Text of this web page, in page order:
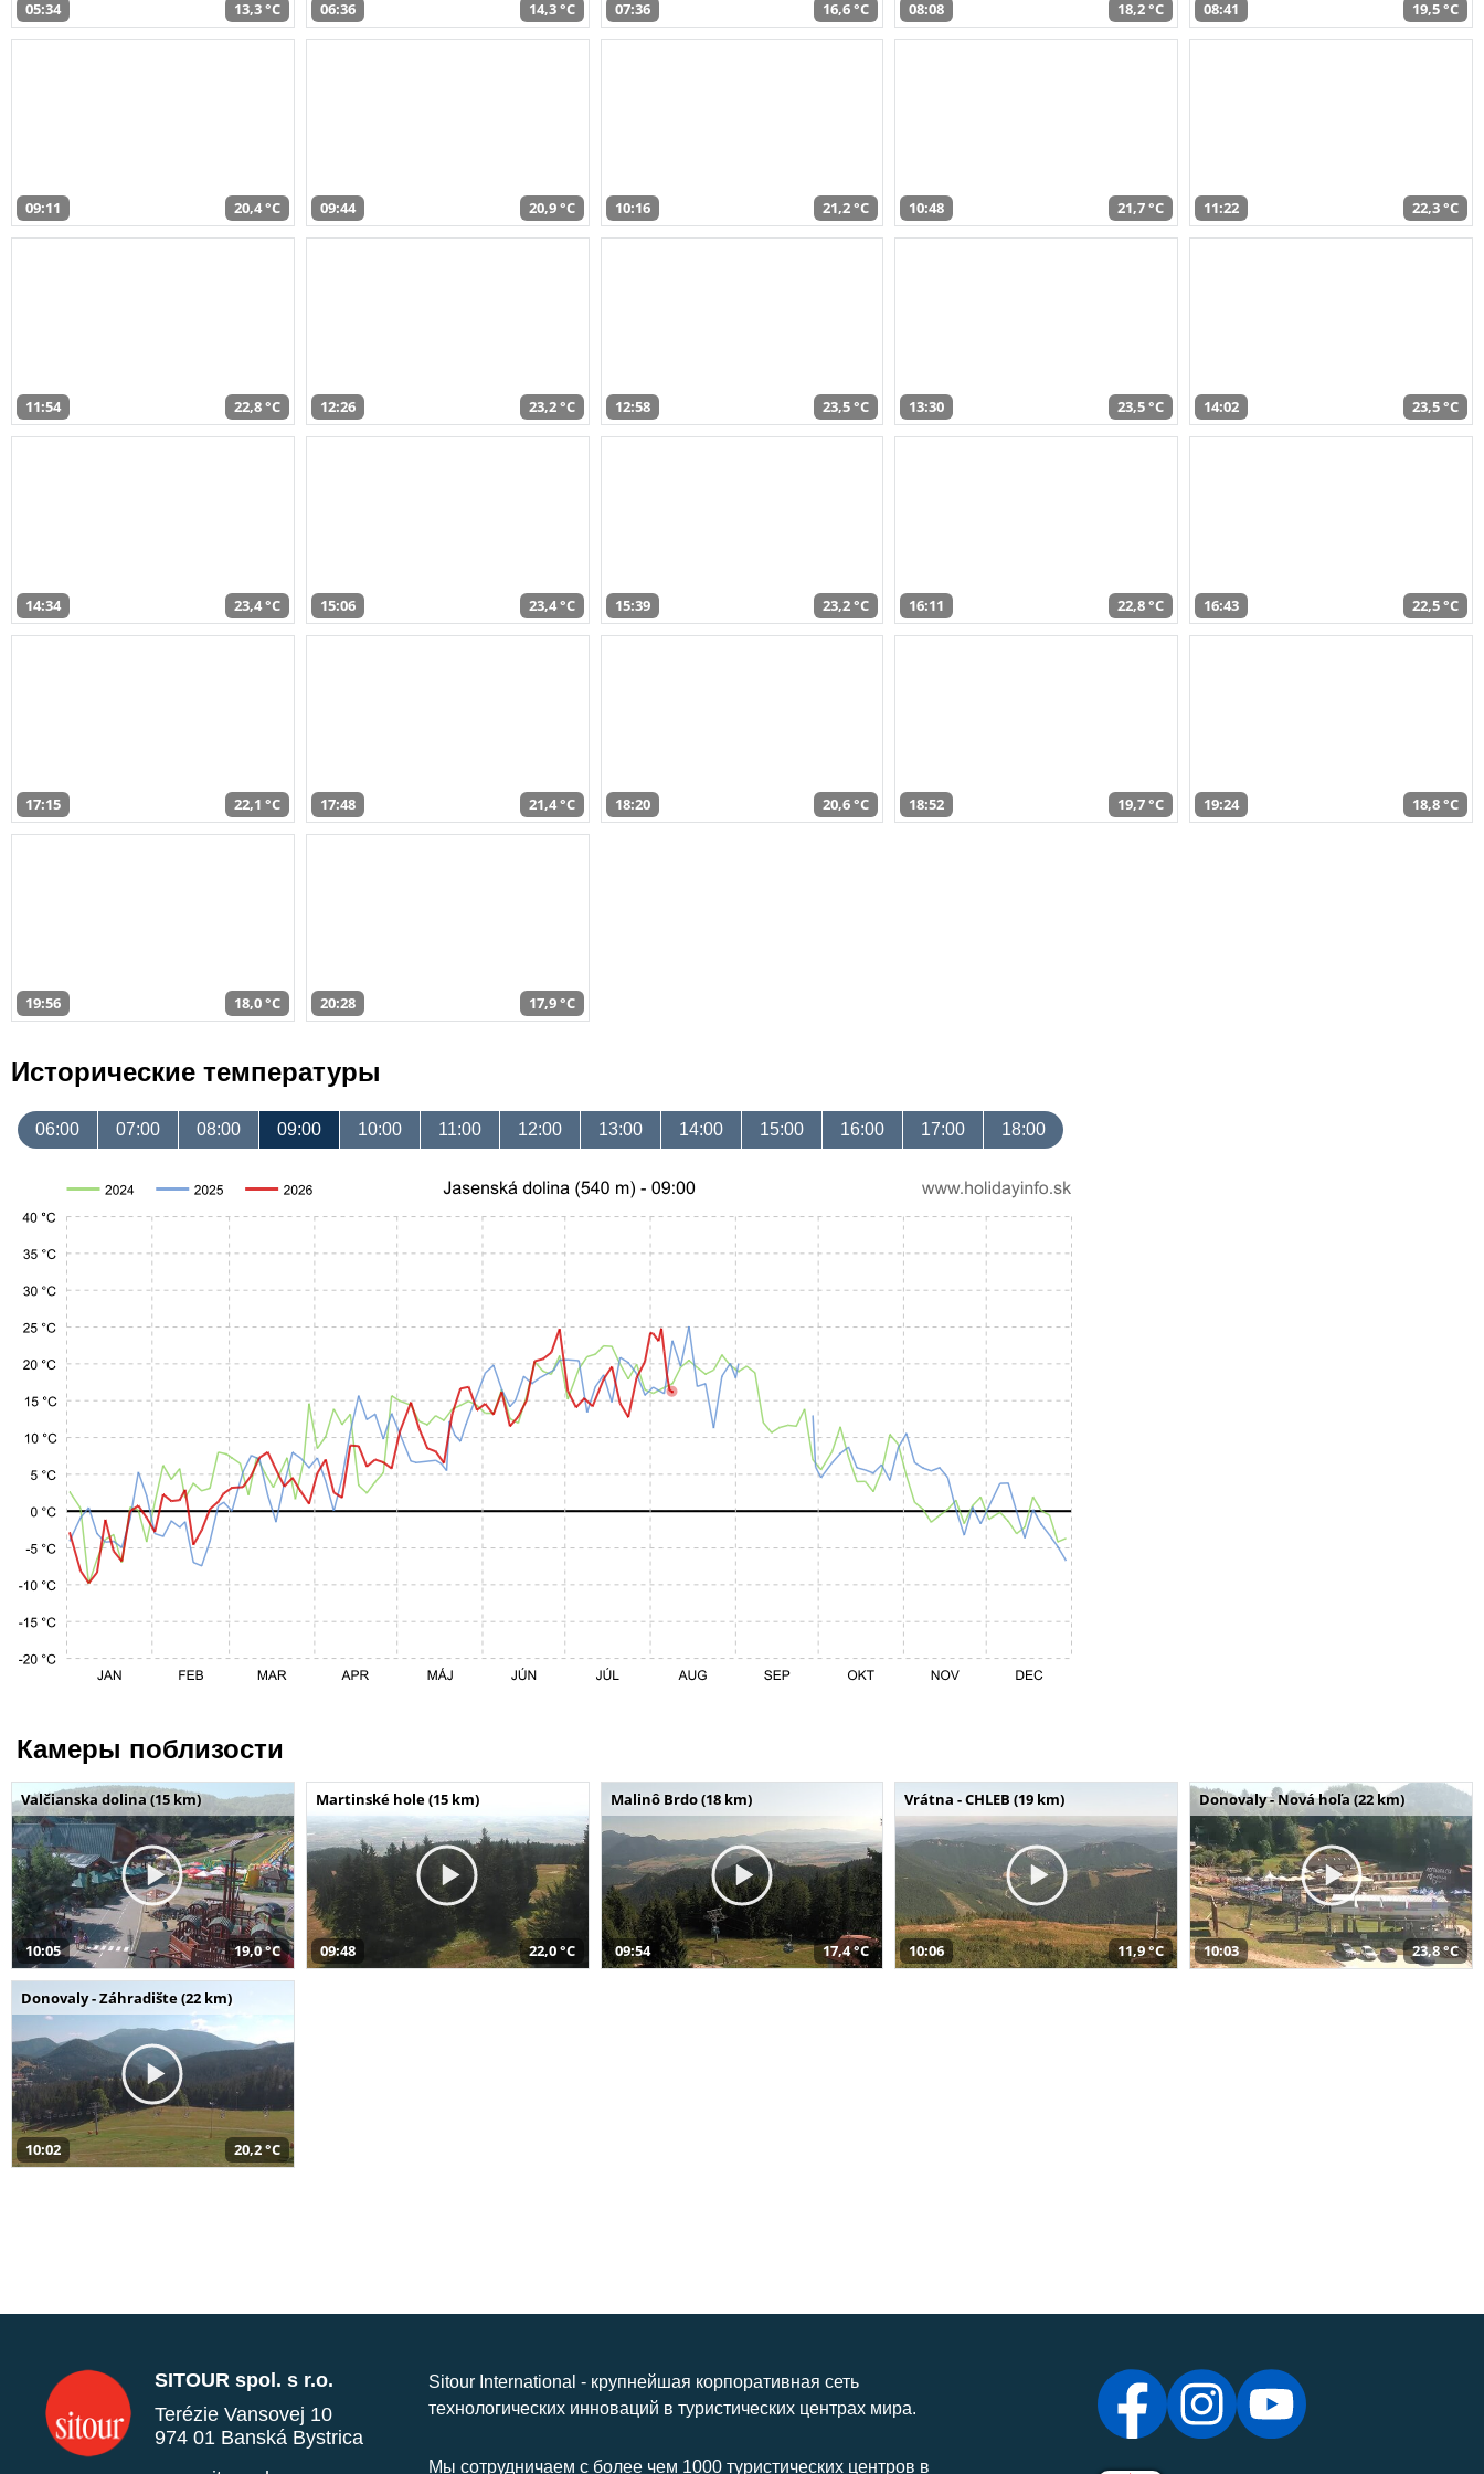
05:34 13,3 °C 06:36 14,3 °C 07:36 16,6 °C 08:08 18,2 °C 08:41 19,5 °C
09:11 20,4 °C 09:44 20,9 °C 10:16 21,2 °C 10:48 21,7 °C 11:22 22,3 °C
11:54 22,8 °C 12:26 23,2 °C 12:58 23,5 °C 13:30 23,5 °C 14:02 23,5 °C
14:34 23,4 °C 15:06 23,4 °C 15:39 23,2 °C 16:11 22,8 °C 16:43 22,5 °C
17:15 22,1 °C 17:48 21,4 °C 18:20 20,6 °C 18:52 19,7 °C 19:24 18,8 °C
19:56 18,0 °C 20:28 17,9 °C
Исторические температуры
06:00 07:00 08:00 09:00 10:00 11:00 12:00 13:00 14:00 15:00 16:00 17:00 18:00
Камеры поблизости
Valčianska dolina (15 km)
10:05 19,0 °C
Martinské hole (15 km)
09:48 22,0 °C
Malinô Brdo (18 km)
09:54 17,4 °C
Vrátna - CHLEB (19 km)
10:06 11,9 °C
Donovaly - Nová hoľa (22 km)
10:03 23,8 °C
Donovaly - Záhradište (22 km)
10:02 20,2 °C
SITOUR spol. s r.o.
Terézie Vansovej 10
974 01 Banská Bystrica
Sitour International - крупнейшая корпоративная сеть
технологических инноваций в туристических центрах мира.
Мы сотрудничаем с более чем 1000 туристических центров в